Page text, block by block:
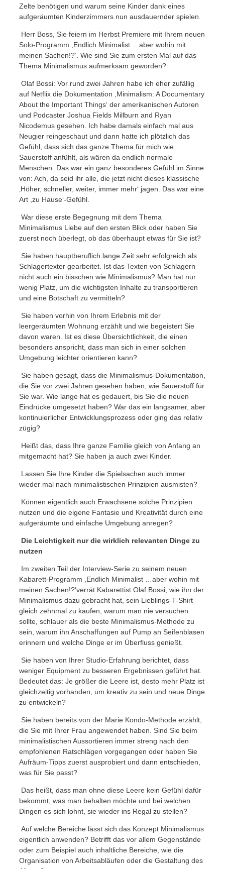
Zelte benötigen und warum seine Kinder dank eines
aufgeräumten Kinderzimmers nun ausdauernder spielen.
Herr Boss, Sie feiern im Herbst Premiere mit Ihrem neuen
Solo-Programm ,Endlich Minimalist …aber wohin mit
meinen Sachen!?‘. Wie sind Sie zum ersten Mal auf das
Thema Minimalismus aufmerksam geworden?
Olaf Bossi: Vor rund zwei Jahren habe ich eher zufällig
auf Netflix die Dokumentation ,Minimalism: A Documentary
About the Important Things‘ der amerikanischen Autoren
und Podcaster Joshua Fields Millburn and Ryan
Nicodemus gesehen. Ich habe damals einfach mal aus
Neugier reingeschaut und dann hatte ich plötzlich das
Gefühl, dass sich das ganze Thema für mich wie
Sauerstoff anfühlt, als wären da endlich normale
Menschen. Das war ein ganz besonderes Gefühl im Sinne
von: Ach, da seid ihr alle, die jetzt nicht dieses klassische
‚Höher, schneller, weiter, immer mehr‘ jagen. Das war eine
Art ,zu Hause‘-Gefühl.
War diese erste Begegnung mit dem Thema
Minimalismus Liebe auf den ersten Blick oder haben Sie
zuerst noch überlegt, ob das überhaupt etwas für Sie ist?
Sie haben hauptberuflich lange Zeit sehr erfolgreich als
Schlagertexter gearbeitet. Ist das Texten von Schlagern
nicht auch ein bisschen wie Minimalismus? Man hat nur
wenig Platz, um die wichtigsten Inhalte zu transportieren
und eine Botschaft zu vermitteln?
Sie haben vorhin von Ihrem Erlebnis mit der
leergeräumten Wohnung erzählt und wie begeistert Sie
davon waren. Ist es diese Übersichtlichkeit, die einen
besonders anspricht, dass man sich in einer solchen
Umgebung leichter orientieren kann?
Sie haben gesagt, dass die Minimalismus-Dokumentation,
die Sie vor zwei Jahren gesehen haben, wie Sauerstoff für
Sie war. Wie lange hat es gedauert, bis Sie die neuen
Eindrücke umgesetzt haben? War das ein langsamer, aber
kontinuierlicher Entwicklungsprozess oder ging das relativ
zügig?
Heißt das, dass Ihre ganze Familie gleich von Anfang an
mitgemacht hat? Sie haben ja auch zwei Kinder.
Lassen Sie Ihre Kinder die Spielsachen auch immer
wieder mal nach minimalistischen Prinzipien ausmisten?
Können eigentlich auch Erwachsene solche Prinzipien
nutzen und die eigene Fantasie und Kreativität durch eine
aufgeräumte und einfache Umgebung anregen?
Die Leichtigkeit nur die wirklich relevanten Dinge zu
nutzen
Im zweiten Teil der Interview-Serie zu seinem neuen
Kabarett-Programm ,Endlich Minimalist …aber wohin mit
meinen Sachen!?‘verrät Kabarettist Olaf Bossi, wie ihn der
Minimalismus dazu gebracht hat, sein Lieblings-T-Shirt
gleich zehnmal zu kaufen, warum man nie versuchen
sollte, schlauer als die beste Minimalismus-Methode zu
sein, warum ihn Anschaffungen auf Pump an Seifenblasen
erinnern und welche Dinge er im Überfluss genießt.
Sie haben von Ihrer Studio-Erfahrung berichtet, dass
weniger Equipment zu besseren Ergebnissen geführt hat.
Bedeutet das: Je größer die Leere ist, desto mehr Platz ist
gleichzeitig vorhanden, um kreativ zu sein und neue Dinge
zu entwickeln?
Sie haben bereits von der Marie Kondo-Methode erzählt,
die Sie mit Ihrer Frau angewendet haben. Sind Sie beim
minimalistischen Aussortieren immer streng nach den
empfohlenen Ratschlägen vorgegangen oder haben Sie
Aufräum-Tipps zuerst ausprobiert und dann entschieden,
was für Sie passt?
Das heißt, dass man ohne diese Leere kein Gefühl dafür
bekommt, was man behalten möchte und bei welchen
Dingen es sich lohnt, sie wieder ins Regal zu stellen?
Auf welche Bereiche lässt sich das Konzept Minimalismus
eigentlich anwenden? Betrifft das vor allem Gegenstände
oder zum Beispiel auch inhaltliche Bereiche, wie die
Organisation von Arbeitsabläufen oder die Gestaltung des